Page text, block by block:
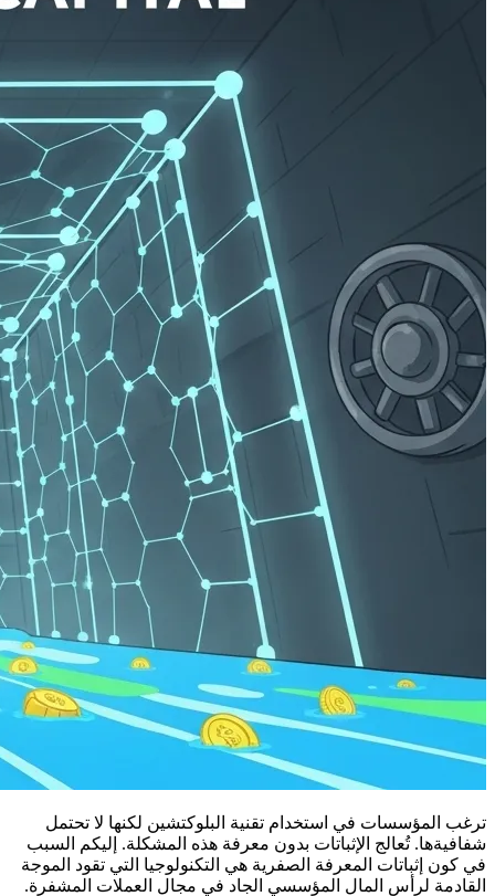
ترغب المؤسسات في استخدام تقنية البلوكتشين لكنها لا تحتمل
شفافيةها. تُعالج الإثباتات بدون معرفة هذه المشكلة. إليكم السبب
في كون إثباتات المعرفة الصفرية هي التكنولوجيا التي تقود الموجة
القادمة لرأس المال المؤسسي الجاد في مجال العملات المشفرة.